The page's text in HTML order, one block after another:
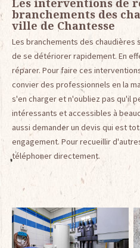
branchements des
ville de Chantesse
Les branchements des
de se détériorer rapidement. En
réparer. Pour faire ces
convier des professionnels en la
s'en charger et n'oubliez pas qu'il
intéressants et accessibles à
aussi demander un devis qui est
engagement. Pour recueillir
téléphoner directement.